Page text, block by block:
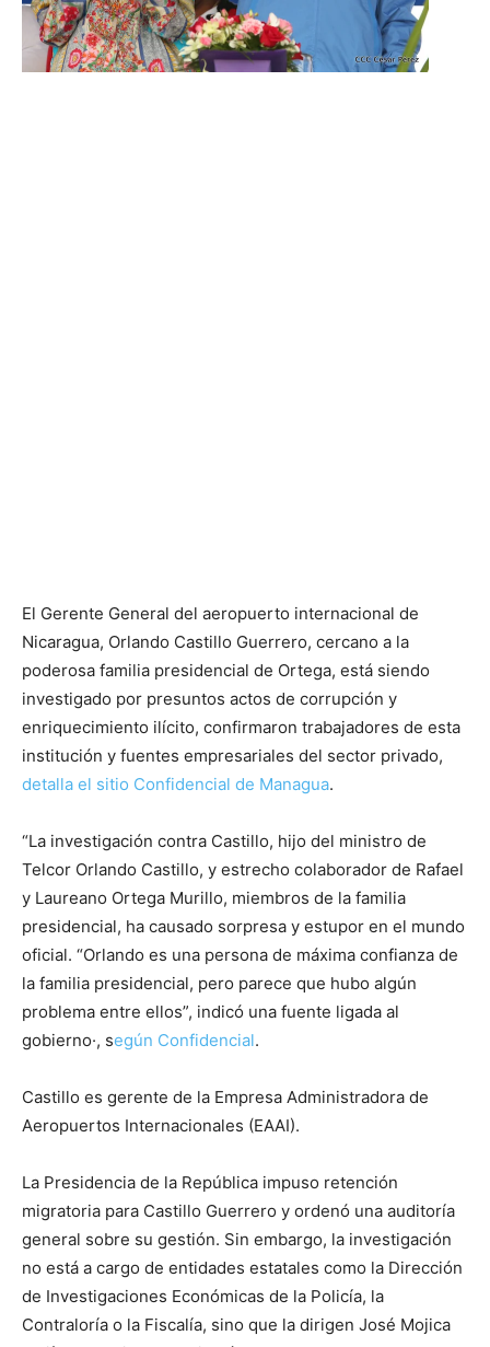
El Gerente General del aeropuerto internacional de
Nicaragua, Orlando Castillo Guerrero, cercano a la
poderosa familia presidencial de Ortega, está siendo
investigado por presuntos actos de corrupción y
enriquecimiento ilícito, confirmaron trabajadores de esta
institución y fuentes empresariales del sector privado,
detalla el sitio Confidencial de Managua.
“La investigación contra Castillo, hijo del ministro de
Telcor Orlando Castillo, y estrecho colaborador de Rafael
y Laureano Ortega Murillo, miembros de la familia
presidencial, ha causado sorpresa y estupor en el mundo
oficial. “Orlando es una persona de máxima confianza de
la familia presidencial, pero parece que hubo algún
problema entre ellos”, indicó una fuente ligada al
gobierno·, según Confidencial.
Castillo es gerente de la Empresa Administradora de
Aeropuertos Internacionales (EAAI).
La Presidencia de la República impuso retención
migratoria para Castillo Guerrero y ordenó una auditoría
general sobre su gestión. Sin embargo, la investigación
no está a cargo de entidades estatales como la Dirección
de Investigaciones Económicas de la Policía, la
Contraloría o la Fiscalía, sino que la dirigen José Mojica